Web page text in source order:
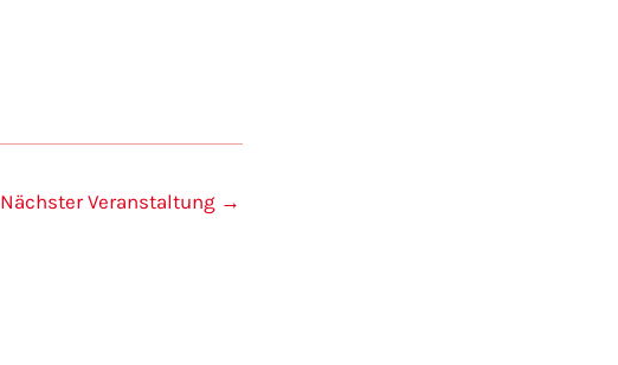
Nächster Veranstaltung →